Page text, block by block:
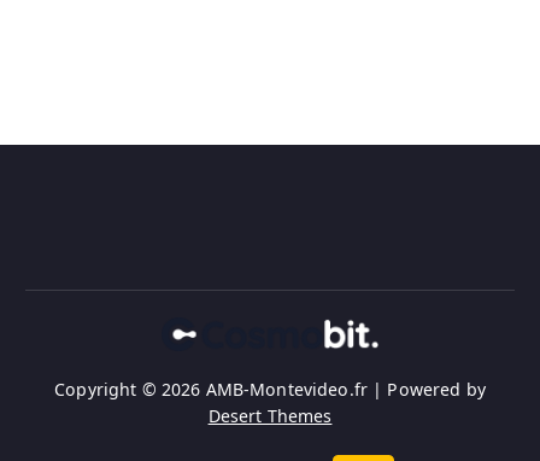
Copyright © 2026 AMB-Montevideo.fr | Powered by
Desert Themes